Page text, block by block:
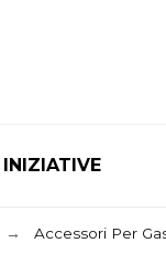
INIZIATIVE
Accessori Per